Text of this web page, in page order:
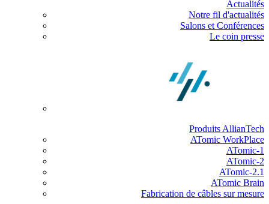
Actualités
Notre fil d'actualités
Salons et Conférences
Le coin presse
Produits AllianTech
ATomic WorkPlace
ATomic-1
ATomic-2
ATomic-2.1
ATomic Brain
Fabrication de câbles sur mesure